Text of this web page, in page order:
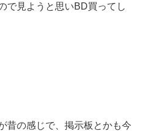
で見ようと思いBD買ってし
昔の感じで、掲示板とかも今